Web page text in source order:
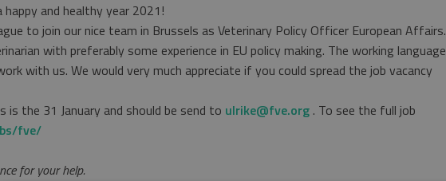
and healthy year 2021!
to join our nice team in Brussels as Veterinary Policy Officer European Affairs.
with preferably some experience in EU policy making. The working language
with us. We would very much appreciate if you could spread the job vacancy
is the 31 January and should be send to ulrike@fve.org. To see the full job
fve/
for your help.